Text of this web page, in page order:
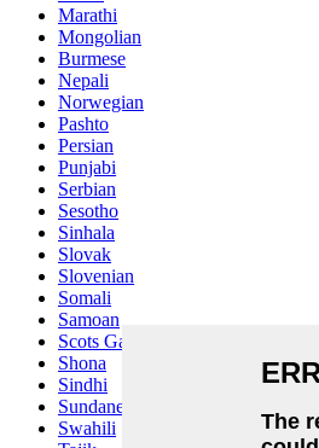
Marathi
Mongolian
Burmese
Nepali
Norwegian
Pashto
Persian
Punjabi
Serbian
Sesotho
Sinhala
Slovak
Slovenian
Somali
Samoan
Scots Gaelic
Shona
Sindhi
Sundanese
Swahili